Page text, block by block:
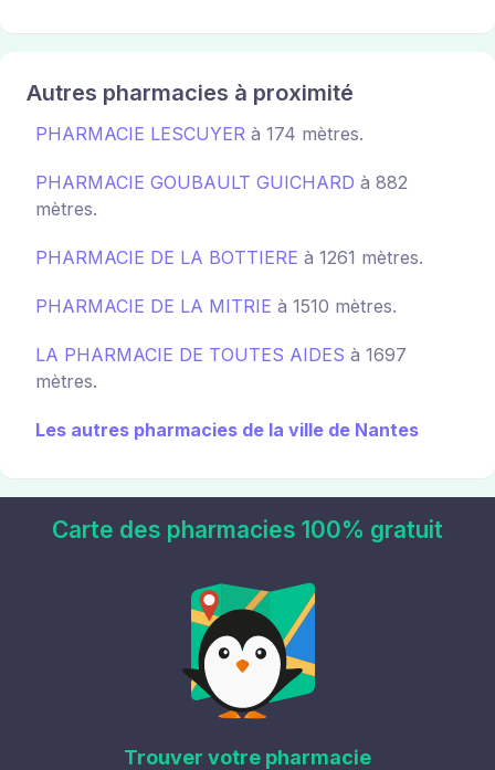
Autres pharmacies à proximité
PHARMACIE LESCUYER à 174 mètres.
PHARMACIE GOUBAULT GUICHARD à 882
mètres.
PHARMACIE DE LA BOTTIERE à 1261 mètres.
PHARMACIE DE LA MITRIE à 1510 mètres.
LA PHARMACIE DE TOUTES AIDES à 1697
mètres.
Les autres pharmacies de la ville de Nantes
Carte des pharmacies 100% gratuit
Trouver votre pharmacie